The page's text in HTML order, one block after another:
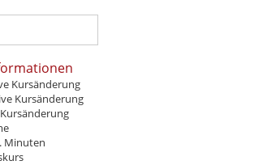
Kursänderung
Kursänderung
Minuten